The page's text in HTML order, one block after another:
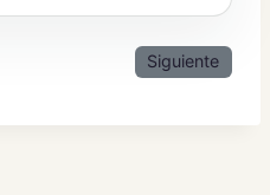
Siguiente